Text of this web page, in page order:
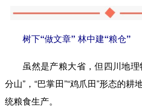
树下“做文章” 林中建“粮仓”
虽然是产粮大省，但四川地理
分山”，“巴掌田”“鸡爪田”形态的耕
统粮食生产。